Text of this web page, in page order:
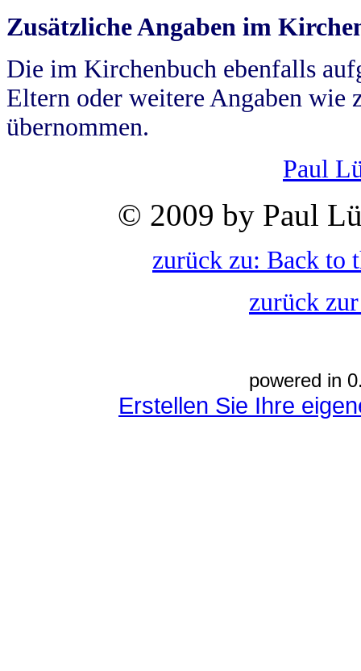
Zusätzliche Angaben im
Die im Kirchenbuch ebenfalls
Eltern oder weitere Angaben wie
übernommen.
Paul
© 2009 by Paul
zurück zu: Back to
zurück
powered in
Erstellen Sie Ihre